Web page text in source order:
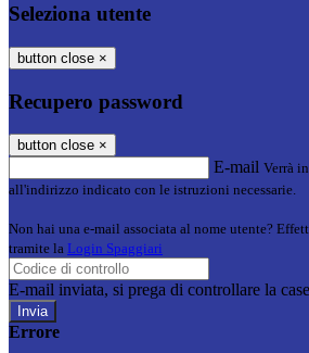
Seleziona utente
button close ×
Recupero password
button close ×
E-mail Verrà
all'indirizzo indicato con le istruzioni necessarie.
Non hai una e-mail associata al nome utente?
tramite la Login Spaggiari
E-mail inviata, si prega di controllare la
Errore